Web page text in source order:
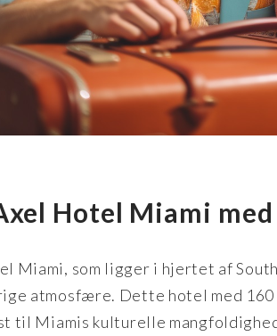
Hotel Miami
Miami, som ligger i hjertet af
atmosfære. Dette hotel med
til Miamis kulturelle